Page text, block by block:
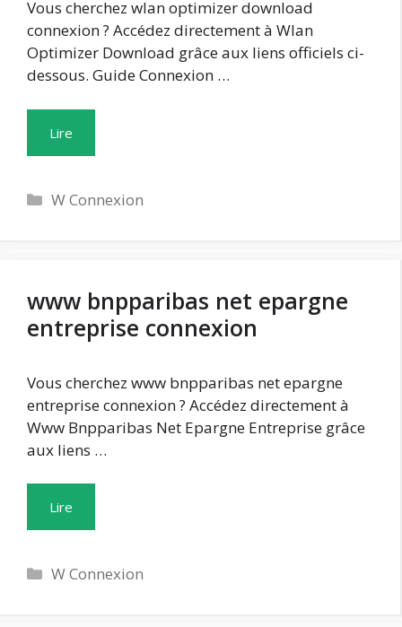
Vous cherchez wlan optimizer download
connexion ? Accédez directement à Wlan
Optimizer Download grâce aux liens officiels ci-
dessous. Guide Connexion …
Lire
Catégories
W Connexion
www bnpparibas net epargne
entreprise connexion
Vous cherchez www bnpparibas net epargne
entreprise connexion ? Accédez directement à
Www Bnpparibas Net Epargne Entreprise grâce
aux liens …
Lire
Catégories
W Connexion